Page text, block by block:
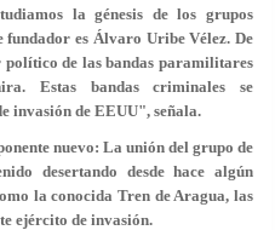
la génesis de los grupos
fundador es Álvaro Uribe Vélez. De
de las bandas paramilitares
Estas bandas criminales se
invasión de EEUU", señala.
nuevo: La unión del grupo de
desertando desde hace algún
la conocida Tren de Aragua, las
ejército de invasión.